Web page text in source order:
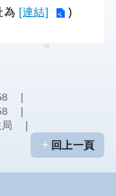
為 [連結] )
回上一頁